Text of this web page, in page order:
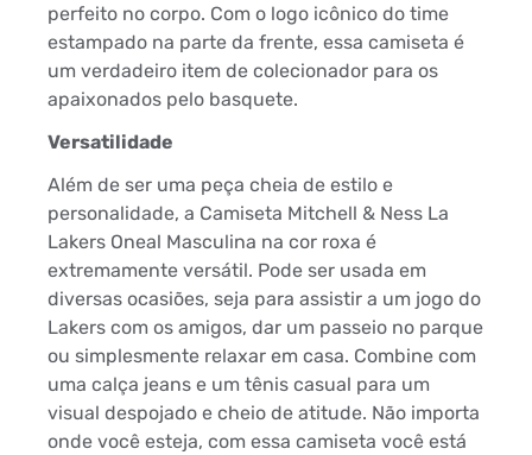
perfeito no corpo. Com o logo icônico do time
estampado na parte da frente, essa camiseta é
um verdadeiro item de colecionador para os
apaixonados pelo basquete.
Versatilidade
Além de ser uma peça cheia de estilo e
personalidade, a Camiseta Mitchell & Ness La
Lakers Oneal Masculina na cor roxa é
extremamente versátil. Pode ser usada em
diversas ocasiões, seja para assistir a um jogo do
Lakers com os amigos, dar um passeio no parque
ou simplesmente relaxar em casa. Combine com
uma calça jeans e um tênis casual para um
visual despojado e cheio de atitude. Não importa
onde você esteja, com essa camiseta você está